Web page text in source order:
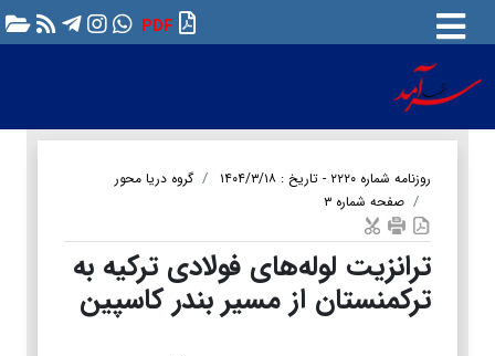
PDF
روزنامه شماره ۲۲۲۰ - تاریخ : ۱۴۰۴/۳/۱۸
گروه دریا محور
صفحه شماره ۳
ترانزیت لوله‌های فولادی تركیه به
تركمنستان از مسیر بندر كاسپین